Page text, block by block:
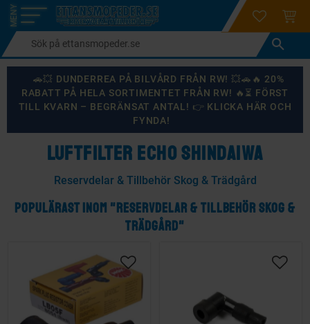
Meny
login
🚗💥 DUNDERREA PÅ BILVÅRD FRÅN RW! 💥🚗🔥 20%
RABATT PÅ HELA SORTIMENTET FRÅN RW! 🔥⏳ FÖRST
TILL KVARN – BEGRÄNSAT ANTAL! 👉 KLICKA HÄR OCH
FYNDA!
LUFTFILTER ECHO SHINDAIWA
Reservdelar & Tillbehör Skog & Trädgård
POPULÄRAST INOM "RESERVDELAR & TILLBEHÖR SKOG &
TRÄDGÅRD"